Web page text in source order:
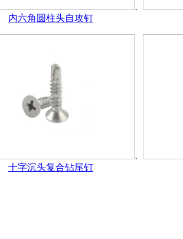
内六角圆柱头自攻钉
十字沉头复合钻尾钉